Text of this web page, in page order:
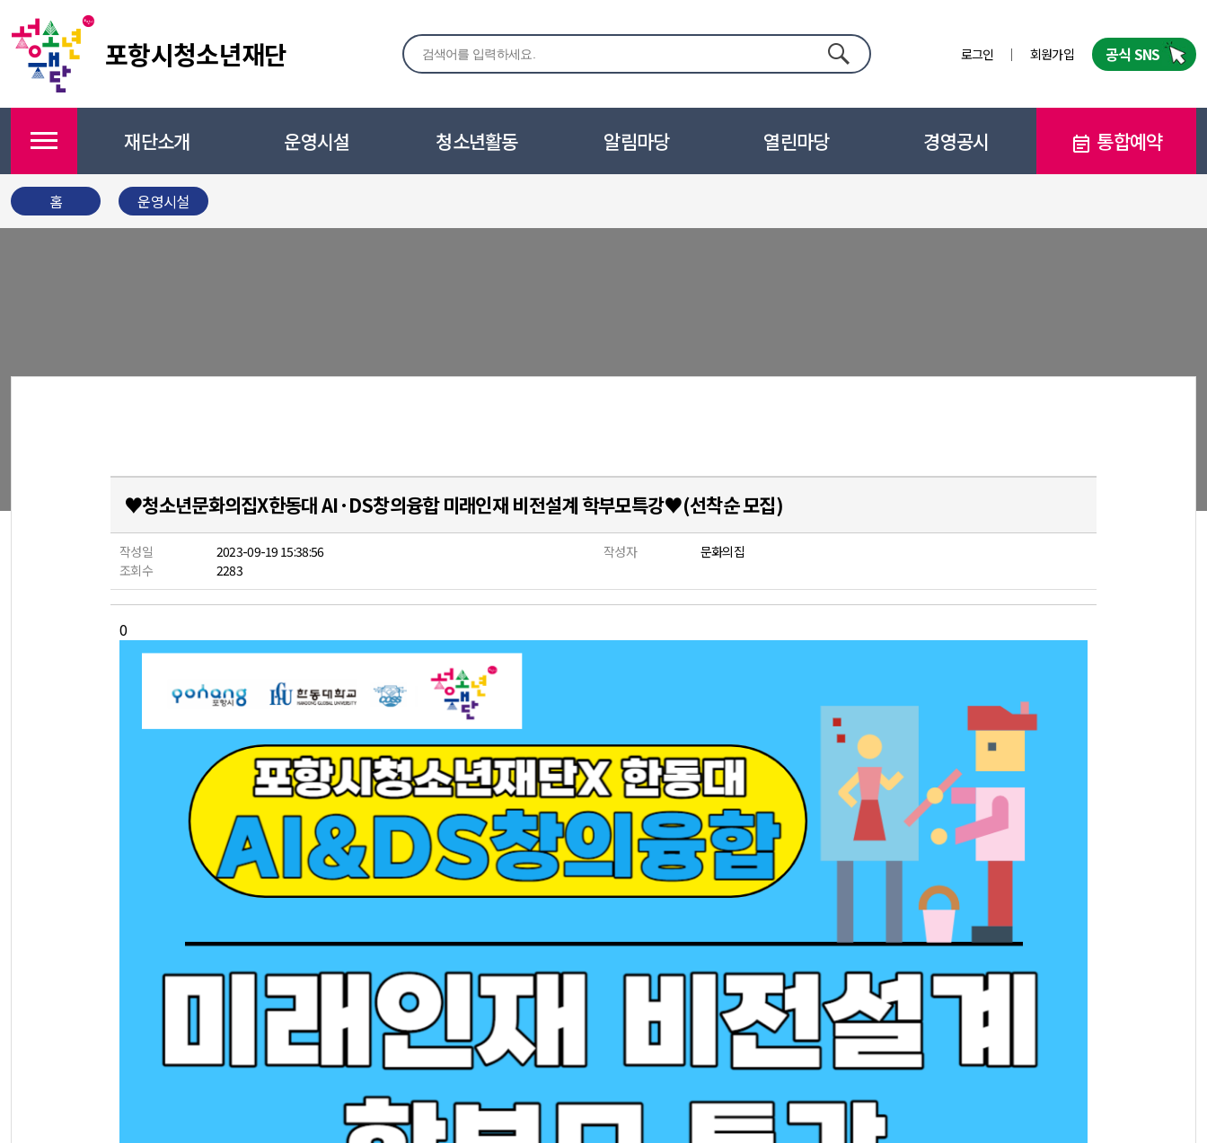
포항시청소년재단 검색 로그인 회원가입 공식 SNS
재단소개 운영시설 청소년활동 알림마당 열린마당 경영공시 통합예약
홈 운영시설
♥청소년문화의집X한동대 AI·DS창의융합 미래인재 비전설계 학부모특강♥(선착순 모집)
작성일 2023-09-19 15:38:56 작성자
문화의집
조회수
2283
0